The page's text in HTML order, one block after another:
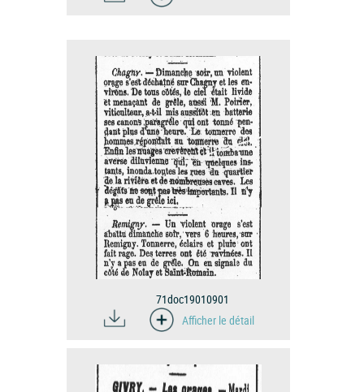
71doc19010901
Afficher le détail